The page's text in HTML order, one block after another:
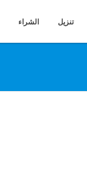
تنزيل الشراء